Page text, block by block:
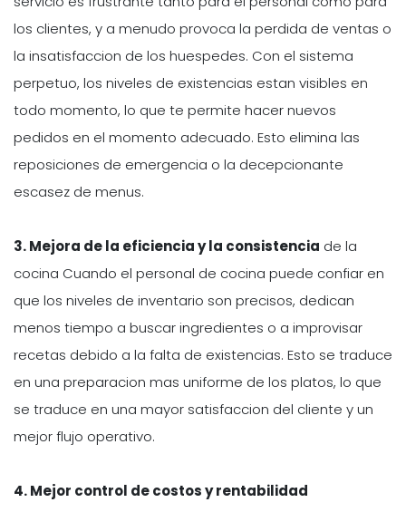
los clientes, y a menudo provoca la perdida de ventas o
la insatisfaccion de los huespedes. Con el sistema
perpetuo, los niveles de existencias estan visibles en
todo momento, lo que te permite hacer nuevos
pedidos en el momento adecuado. Esto elimina las
reposiciones de emergencia o la decepcionante
escasez de menus.
3. Mejora de la eficiencia y la consistencia de la
cocina Cuando el personal de cocina puede confiar en
que los niveles de inventario son precisos, dedican
menos tiempo a buscar ingredientes o a improvisar
recetas debido a la falta de existencias. Esto se traduce
en una preparacion mas uniforme de los platos, lo que
se traduce en una mayor satisfaccion del cliente y un
mejor flujo operativo.
4. Mejor control de costos y rentabilidad